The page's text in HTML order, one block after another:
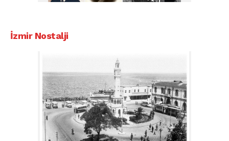
İzmir Nostalji